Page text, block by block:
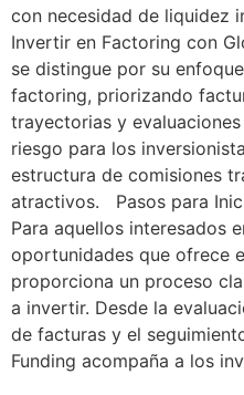
con necesidad de liquidez
Invertir en Factoring con
se distingue por su
factoring, priorizando
trayectorias y
riesgo para los
estructura de comisiones
atractivos. Pasos para
Para aquellos interesados
oportunidades que ofrece
proporciona un proceso
a invertir. Desde la
de facturas y el
Funding acompaña a los